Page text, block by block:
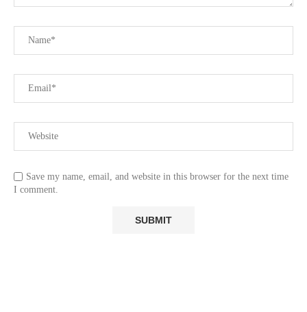
Save my name, email, and website in this browser for the next time
I comment.